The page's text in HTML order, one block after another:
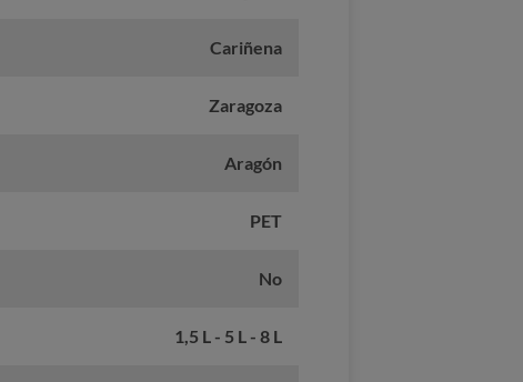
Cariñena
Zaragoza
Aragón
PET
No
1,5 L - 5 L - 8 L